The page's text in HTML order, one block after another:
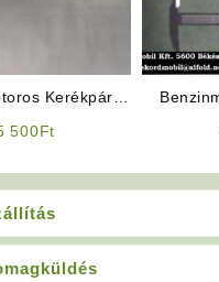
Kerékpár
500Ft